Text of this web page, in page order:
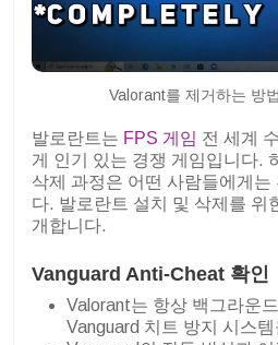
Valorant를 제거하는 방
발로란트는 FPS 게임 전 세계
게 인기 있는 경쟁 게임입니다.
삭제 과정은 어떤 사람들에게는
다. 발로란트 설치 및 삭제를 위
개합니다.
Vanguard Anti-Cheat 확인
Valorant는 항상 백그라운
Vanguard 치트 방지 시스